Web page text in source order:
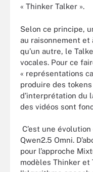
« Thinker Talker ».
Selon ce principe,
au raisonnement et
qu’un autre, le
vocales. Pour ce
« représentations
produire des
d’interprétation du
des vidéos sont
C’est une
Qwen2.5 Omni.
pour l’approche
modèles Thinker et